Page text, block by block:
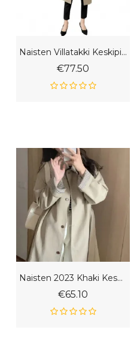
Naisten Villatakki Keskipituinen Slim Fit Paksu Nukke
€77.50
Naisten 2023 Khaki Keskipitkä Trenssi
€65.10